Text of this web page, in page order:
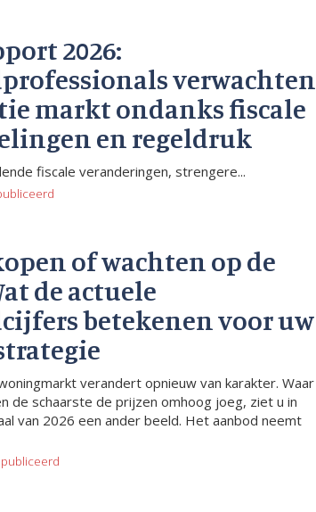
2026:
verwachten
markt ondanks fiscale
en regeldruk
fiscale veranderingen, strengere...
of wachten op de
de actuele
betekenen voor uw
verandert opnieuw van karakter. Waar
de schaarste de prijzen omhoog joeg, ziet u in
van 2026 een ander beeld. Het aanbod neemt